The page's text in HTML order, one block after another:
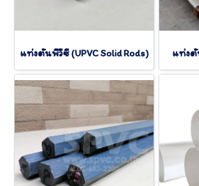
แท่งตันพีวีซี (UPVC Solid Rods) แท่งตั